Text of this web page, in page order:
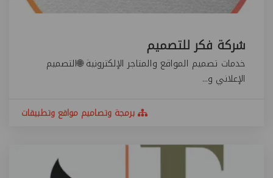
شركة فكر للتصميم
خدمات تصميم المواقع والمتاجر الإلكترونية 🌐التصميم
الإعلاني و...
برمجة وتصاميم مواقع وتطبيقات